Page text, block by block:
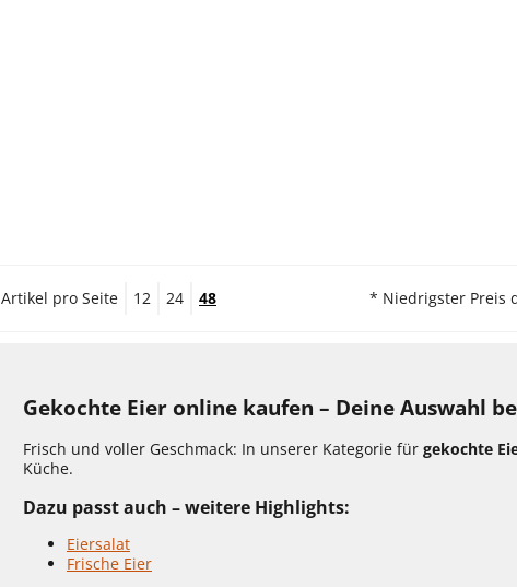
Artikel pro Seite 12 24 48 * Niedrigster Preis
Gekochte Eier online kaufen – Deine Auswahl
Frisch und voller Geschmack: In unserer Kategorie für gekochte
Küche.
Dazu passt auch – weitere Highlights:
Eiersalat
Frische Eier